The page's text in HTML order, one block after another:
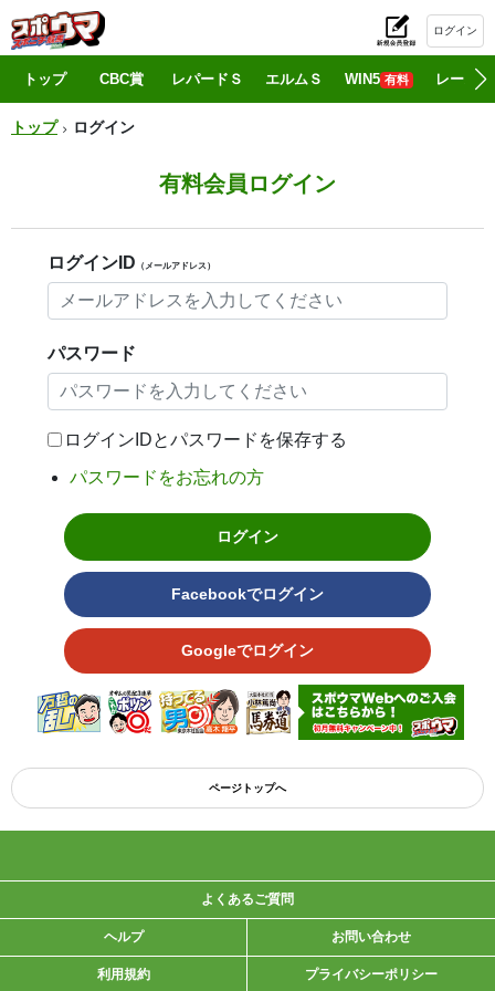
ログイン
トップ CBC賞 レパードＳ エルムＳ WIN5 有料 レース
トップ ログイン
有料会員ログイン
ログインID （メールアドレス）
パスワード
ログインIDとパスワードを保存する
パスワードをお忘れの方
ログイン
Facebookでログイン
Googleでログイン
ページトップへ
よくあるご質問
ヘルプ お問い合わせ
利用規約 プライバシーポリシー